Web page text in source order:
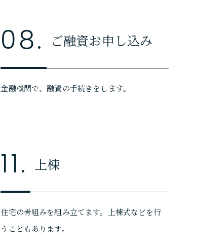
08. ご融資お申し込み
金融機関で、融資の手続きをします。
11. 上棟
住宅の骨組みを組み立てます。上棟式などを行
うこともあります。